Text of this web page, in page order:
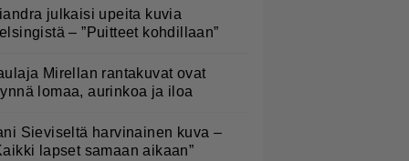
julkaisi upeita kuvia
– ”Puitteet kohdillaan”
Mirellan rantakuvat ovat
lomaa, aurinkoa ja iloa
Sieviseltä harvinainen kuva –
lapset samaan aikaan”